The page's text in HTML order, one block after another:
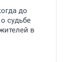
до
судьбе
в